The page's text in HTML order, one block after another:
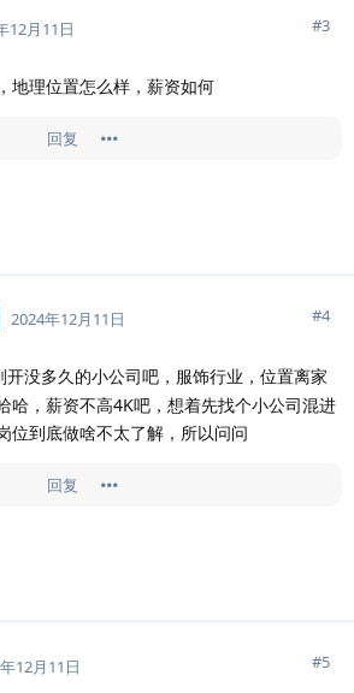
12月11日 #3
地理位置怎么样，薪资如何
回复
2024年12月11日 #4
开没多久的小公司吧，服饰行业，位置离家
哈，薪资不高4K吧，想着先找个小公司混进
位到底做啥不太了解，所以问问
回复
12月11日 #5